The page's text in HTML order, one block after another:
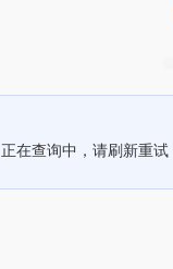
正在查询中，请刷新重试